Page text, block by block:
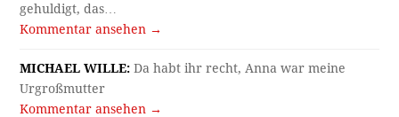
gehuldigt, das…
Kommentar ansehen →
MICHAEL WILLE: Da habt ihr recht, Anna war meine
Urgroßmutter
Kommentar ansehen →